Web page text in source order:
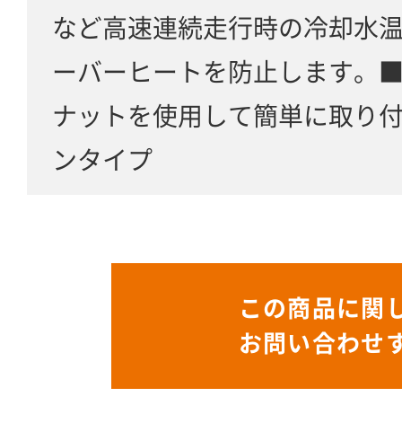
など高速連続走行時の冷却水
ーバーヒートを防止します。
ナットを使用して簡単に取り
ンタイプ
この商品に関
お問い合わせ